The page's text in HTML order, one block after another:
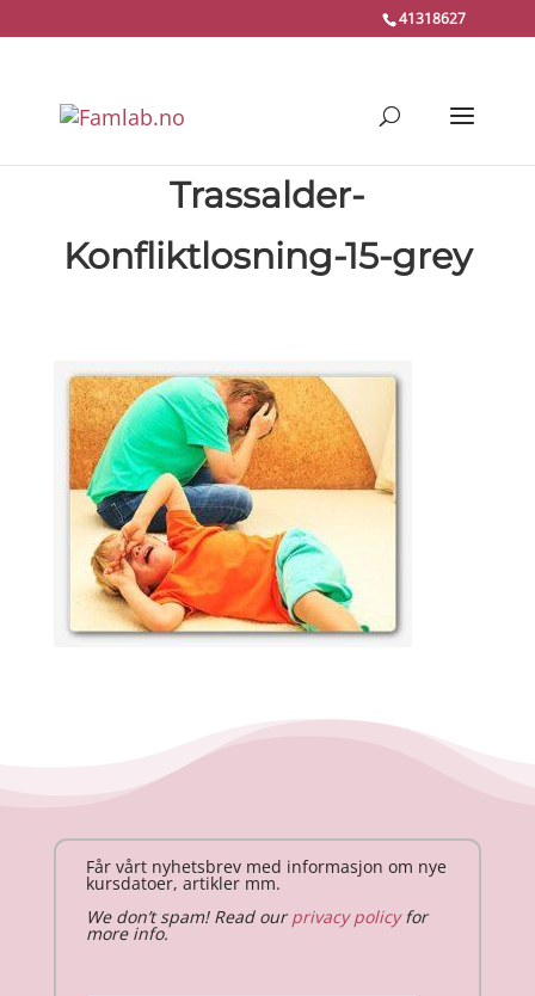
41318627
Trassalder-
Konfliktlosning-15-grey
Får vårt nyhetsbrev med informasjon om nye
kursdatoer, artikler mm.
We don’t spam! Read ourprivacy policyfor
more info.